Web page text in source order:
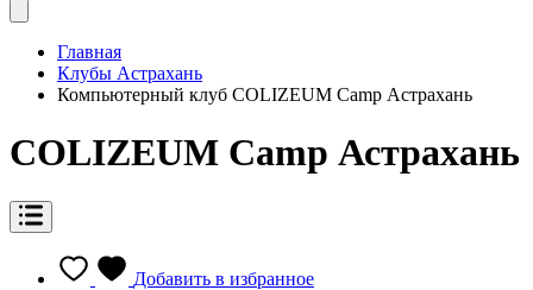
Главная
Клубы Астрахань
Компьютерный клуб COLIZEUM Camp Астрахань
COLIZEUM Camp Астрахань
Добавить в избранное